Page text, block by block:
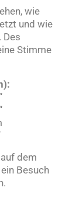
wie
und wie
Des
Stimme
dem
Besuch